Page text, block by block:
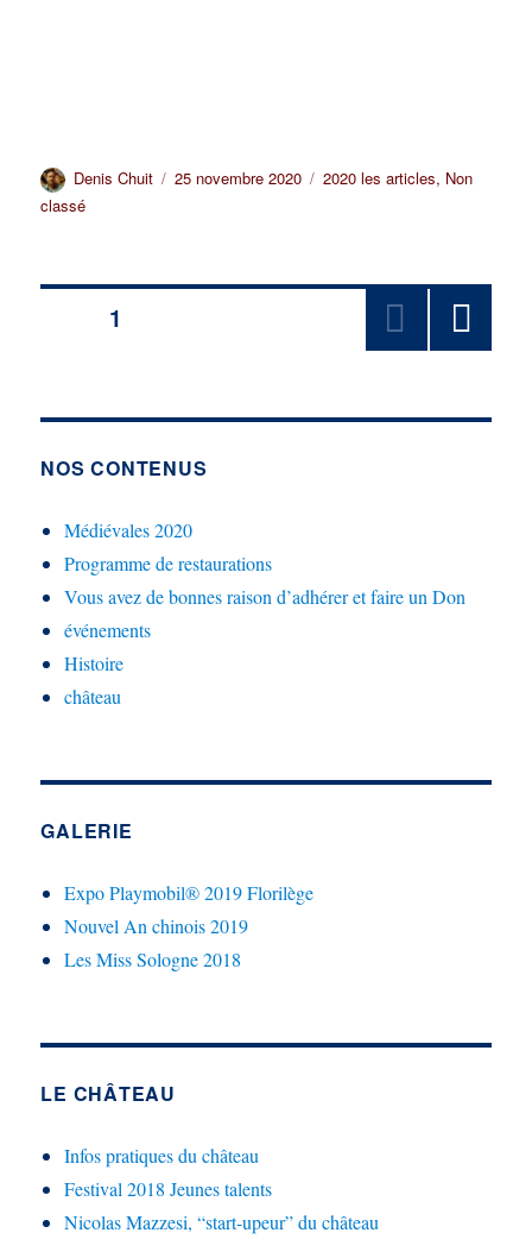
Auteur
Denis Chuit
Publié
25 novembre 2020 Catégories
2020 les articles, Non
classé
Pagination
publications
1
E
NOS CONTENUS
Médiévales 2020
Programme de restaurations
Vous avez de bonnes raison d’adhérer et faire un Don
événements
Histoire
château
GALERIE
Expo Playmobil® 2019 Florilège
Nouvel An chinois 2019
Les Miss Sologne 2018
LE CHÂTEAU
Infos pratiques du château
Festival 2018 Jeunes talents
Nicolas Mazzesi, “start-upeur” du château